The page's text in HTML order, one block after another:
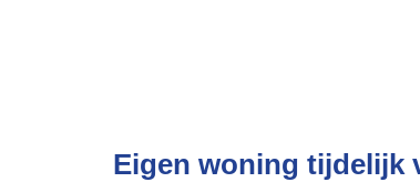
Eigen woning tijdelijk